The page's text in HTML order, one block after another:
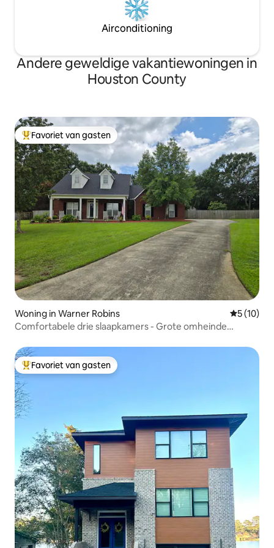
Airconditioning
Andere geweldige vakantiewoningen in
Houston County
Topfavoriet van gasten
Favoriet van gasten
Woning in Warner Robins
5 (10)
Comfortabele drie slaapkamers - Grote omheinde
Topfavoriet van gasten
Favoriet van gasten